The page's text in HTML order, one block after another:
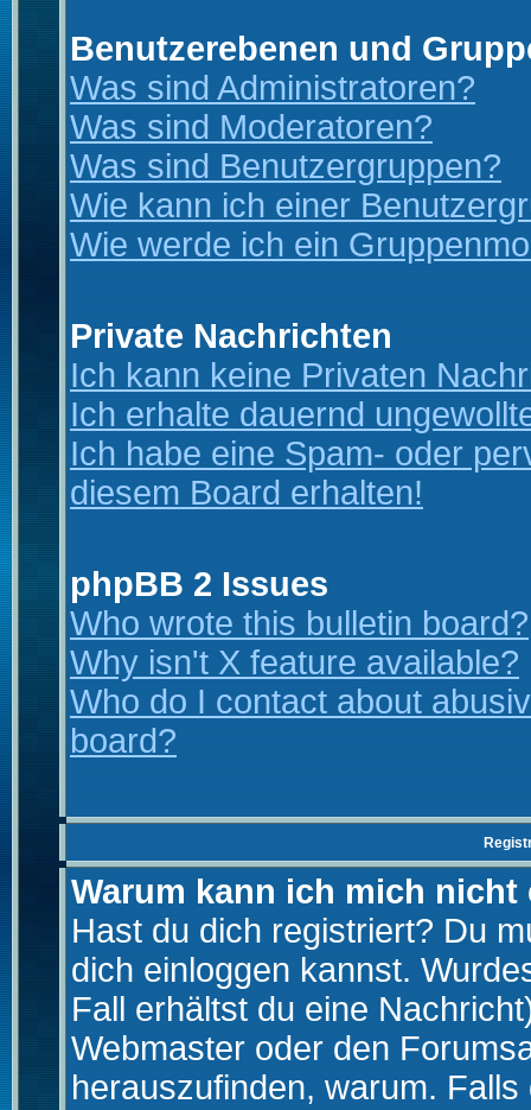
Benutzerebenen und
Was sind Administratoren?
Was sind Moderatoren?
Was sind Benutzergruppen?
Wie kann ich einer
Wie werde ich ein
Private Nachrichten
Ich kann keine Privaten
Ich erhalte dauernd
Ich habe eine Spam- oder
diesem Board erhalten!
phpBB 2 Issues
Who wrote this bulletin board?
Why isn't X feature available?
Who do I contact about
board?
Warum kann ich mich nicht
Hast du dich registriert? Du
dich einloggen kannst.
Fall erhältst du eine
Webmaster oder den
herauszufinden, warum.